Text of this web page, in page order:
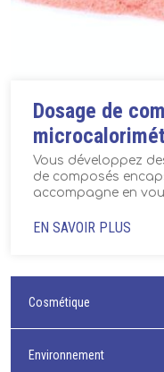
Dosage de
Vous développez
de composés
accompagne en
EN SAVOIR PLUS
Cosmétique
Environnement